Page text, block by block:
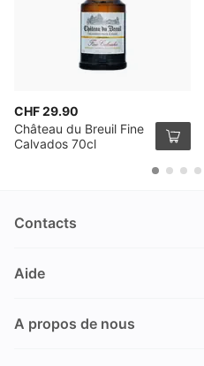
CHF 29.90
Château du Breuil Fine
Calvados 70cl
Contacts
Nüschelerstrasse 35
Suisse
Aide
Processus de commande
A propos de nous